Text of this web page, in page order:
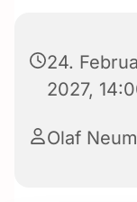
24.
2027,
Olaf